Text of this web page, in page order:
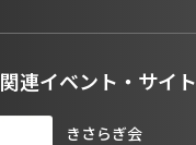
関連イベント・サイト
きさらぎ会